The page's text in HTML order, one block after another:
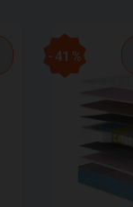
- 41 %